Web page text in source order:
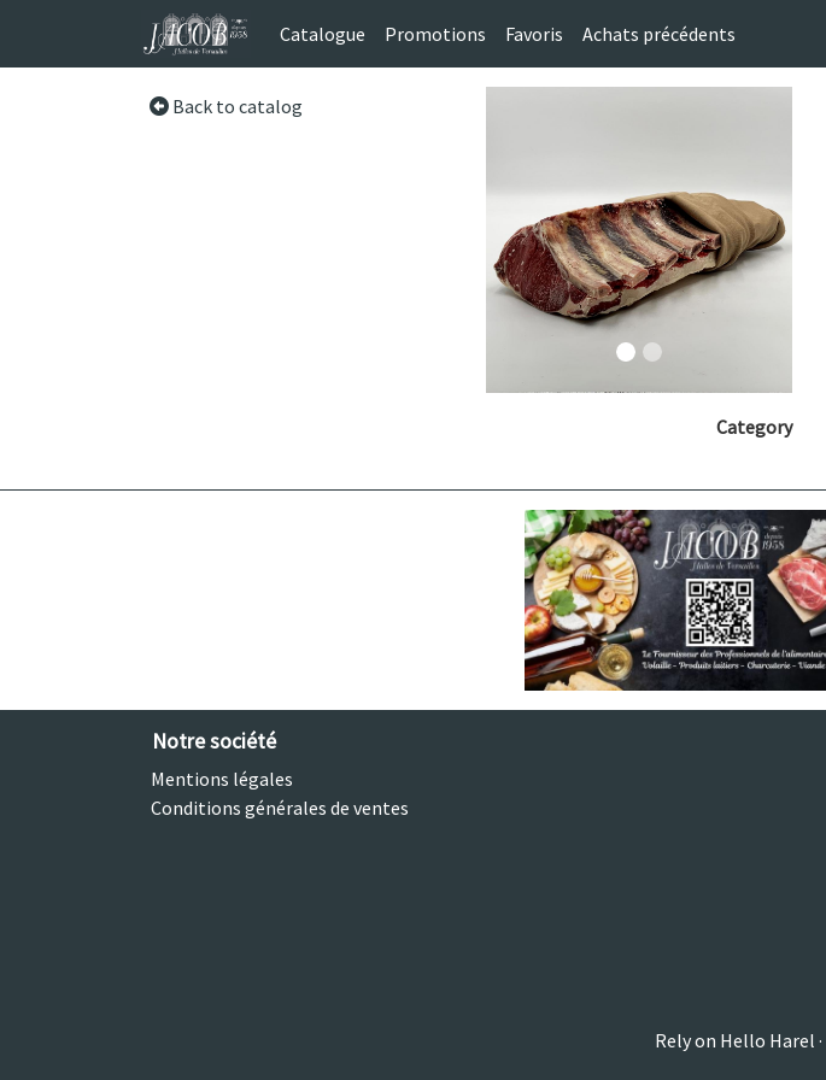
Catalogue Promotions Favoris Achats précédents
Back to catalog
Category
Notre société
Mentions légales
Conditions générales de ventes
Rely on Hello Harel ·